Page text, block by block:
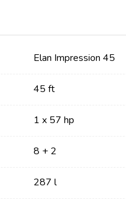
Elan Impression 45
45 ft
1 x 57 hp
8 + 2
287 l